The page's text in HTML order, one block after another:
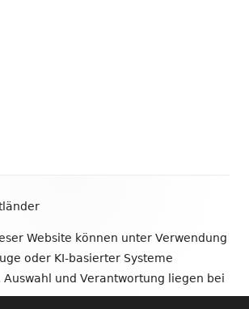
Website können unter Verwendung
oder KI-basierter Systeme
Auswahl und Verantwortung liegen bei